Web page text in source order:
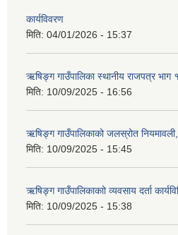
कार्यविवरण
मिति: 04/01/2026 - 15:37
ऋषिङ्ग गाउँपालिका स्थानीय राजपत्र भाग
मिति: 10/09/2025 - 16:56
ऋषिङ्ग गाउँपालिकाको जलस्रोत
मिति: 10/09/2025 - 15:45
ऋषिङ्ग गाउँपालिकाकाो व्यवसाय दर्ता
मिति: 10/09/2025 - 15:38